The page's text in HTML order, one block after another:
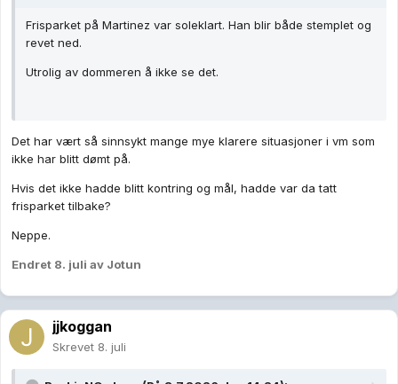
Frisparket på Martinez var soleklart. Han blir både stemplet og
revet ned.
Utrolig av dommeren å ikke se det.
Det har vært så sinnsykt mange mye klarere situasjoner i vm som
ikke har blitt dømt på.
Hvis det ikke hadde blitt kontring og mål, hadde var da tatt
frisparket tilbake?
Neppe.
Endret 8. juli av Jotun
jjkoggan
Skrevet 8. juli